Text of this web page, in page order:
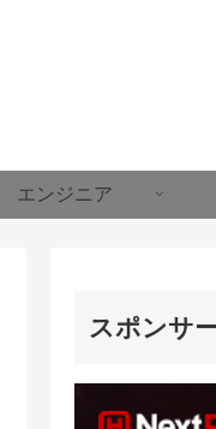
エンジニア
スポンサ